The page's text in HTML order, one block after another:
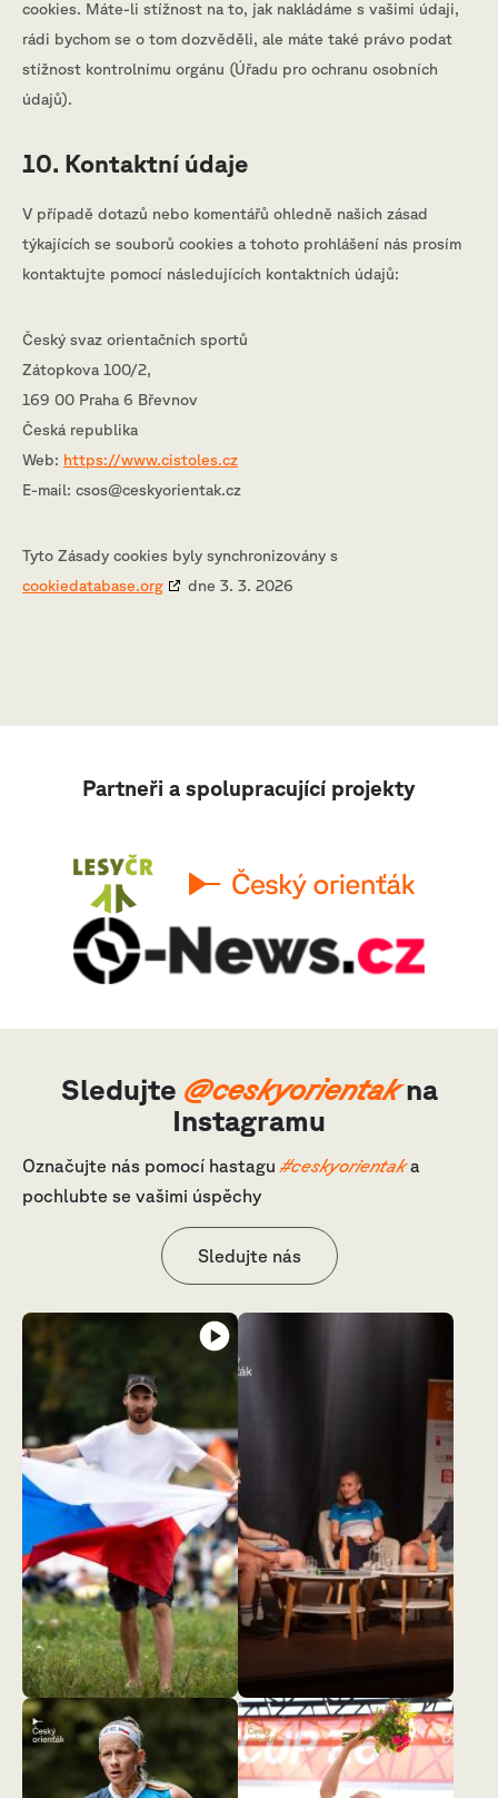
cookies. Máte-li stížnost na to, jak nakládáme s vašimi údaji,
rádi bychom se o tom dozvěděli, ale máte také právo podat
stížnost kontrolnímu orgánu (Úřadu pro ochranu osobních
údajů).
10. Kontaktní údaje
V případě dotazů nebo komentářů ohledně našich zásad
týkajících se souborů cookies a tohoto prohlášení nás prosím
kontaktujte pomocí následujících kontaktních údajů:
Český svaz orientačních sportů
Zátopkova 100/2,
169 00 Praha 6 Břevnov
Česká republika
Web: https://www.cistoles.cz
E-mail: csos@ceskyorientak.cz
Tyto Zásady cookies byly synchronizovány s
cookiedatabase.org
dne 3. 3. 2026
Partneři a spolupracující projekty
Sledujte @ceskyorientakna
Instagramu
Označujte nás pomocí hastagu #ceskyorientaka
pochlubte se vašimi úspěchy
Sledujte nás